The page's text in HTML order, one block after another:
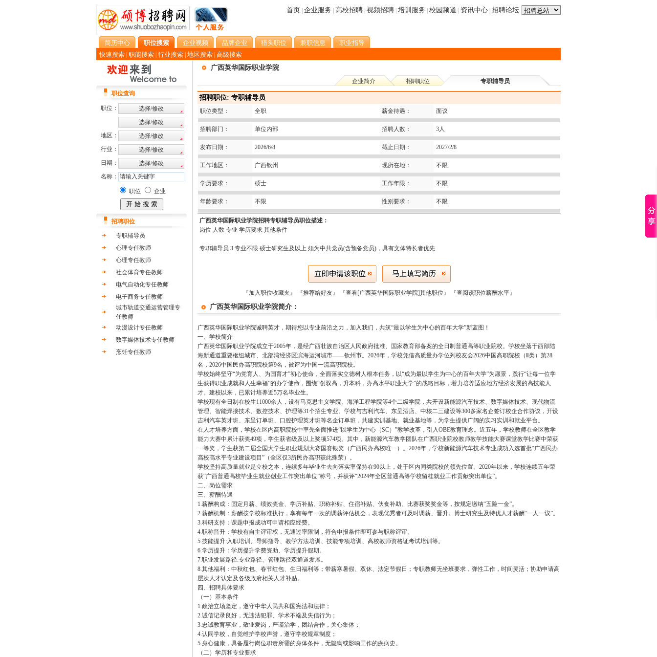
首页 企业服务 高校招聘 视频招聘 培训服务 校园频道 资讯中心 招聘论坛
简历中心 职位搜索 企业视频 品牌企业 猎头职位 兼职信息
职业指导
快速搜索 职能搜索 行业搜索 地区搜索 高级搜索
职位查询
职位：
地区：
行业：
日期：
名称：
职位 企业
招聘职位
专职辅导员
心理专任教师
心理专任教师
社会体育专任教师
电气自动化专任教师
电子商务专任教师
城市轨道交通运营管理专
任教师
动漫设计专任教师
数字媒体技术专任教师
烹饪专任教师
广西英华国际职业学院
企业简介 招聘职位 专职辅导员
招聘职位: 专职辅导员
职位类型： 全职 薪金待遇： 面议
招聘部门： 单位内部 招聘人数： 3人
发布日期： 2026/6/8 截止日期： 2027/2/8
工作地区： 广西钦州 现所在地： 不限
学历要求： 硕士 工作年限： 不限
年龄要求： 不限 性别要求： 不限
广西英华国际职业学院招聘专职辅导员职位描述：
岗位 人数 专业 学历要求 其他条件
专职辅导员 3 专业不限 硕士研究生及以上 须为中共党员(含预备党员)，具有文体特长者优先
『加入职位收藏夹』 『推荐给好友』 『查看[广西英华国际职业学院]其他职位』 『查阅该职位薪酬水平』
广西英华国际职业学院简介：
广西英华国际职业学院诚聘英才，期待您以专业前沿之力，加入我们，共筑“最以学生为中心的百年大学”新蓝图！
一、学校简介
广西英华国际职业学院成立于2005年，是经广西壮族自治区人民政府批准、国家教育部备案的全日制普通高等职业院校。学校坐落于西部陆
海新通道重要枢纽城市、北部湾经济区滨海运河城市——钦州市。2026年，学校凭借高质量办学位列校友会2026中国高职院校（Ⅱ类）第28
名，2026中国民办高职院校第9名，被评为中国一流高职院校。
学校始终坚守“为党育人、为国育才”初心使命，全面落实立德树人根本任务，以“成为最以学生为中心的百年大学”为愿景，践行“让每一位学
生获得职业成就和人生幸福”的办学使命，围绕“创双高，升本科，办高水平职业大学”的战略目标，着力培养适应地方经济发展的高技能人
才。建校以来，已累计培养近5万名毕业生。
学校现有全日制在校生11000余人，设有马克思主义学院、海洋工程学院等4个二级学院，共开设新能源汽车技术、数字媒体技术、现代物流
管理、智能焊接技术、数控技术、护理等31个招生专业。学校与吉利汽车、东呈酒店、中核二三建设等300多家名企签订校企合作协议，开设
吉利汽车英才班、东呈订单班、口腔护理英才班等名企订单班，共建实训基地、就业基地等，为学生提供广阔的实习实训和就业平台。
在人才培养方面，学校在区内高职院校中率先全面推进“以学生为中心（SC）”教学改革，引入OBE教育理念。近五年，学校教师在全区教学
能力大赛中累计获奖49项，学生获省级及以上奖项574项。其中，新能源汽车教学团队在广西职业院校教师教学技能大赛课堂教学比赛中荣获
一等奖，学生获第二届全国大学生职业规划大赛国赛银奖（广西民办高校唯一）。2026年，学校新能源汽车技术专业成功入选首批“广西民办
高校高水平专业建设项目”（全区仅3所民办高职获此殊荣）。
学校坚持高质量就业是立校之本，连续多年毕业生去向落实率保持在90以上，处于区内同类院校的领先位置。2020年以来，学校连续五年荣
获“广西普通高校毕业生就业创业工作突出单位”称号，并获评“2024年全区普通高等学校留桂就业工作贡献突出单位”。
二、岗位需求
三、薪酬待遇
1.薪酬构成：固定月薪、绩效奖金、学历补贴、职称补贴、住宿补贴、伙食补助、比赛获奖奖金等，按规定缴纳“五险一金”。
2.薪酬机制：薪酬按学校标准执行，享有每年一次的调薪评估机会，表现优秀者可及时调薪、晋升。博士研究生及特优人才薪酬“一人一议”。
3.科研支持：课题申报成功可申请相应经费。
4.职称晋升：学校有自主评审权，无通过率限制，符合申报条件即可参与职称评审。
5.技能提升:入职培训、导师指导、教学方法培训、技能专项培训、高校教师资格证考试培训等。
6.学历提升：学历提升学费资助、学历提升假期。
7.职业发展路径:专业路径、管理路径双通道发展。
8.其他福利：中秋红包、春节红包、生日福利等；带薪寒暑假、双休、法定节假日；专职教师无坐班要求，弹性工作，时间灵活；协助申请高
层次人才认定及各级政府相关人才补贴。
四、招聘具体要求
（一）基本条件
1.政治立场坚定，遵守中华人民共和国宪法和法律；
2.诚信记录良好，无违法犯罪、学术不端及失信行为；
3.忠诚教育事业，敬业爱岗，严谨治学，团结合作，关心集体；
4.认同学校，自觉维护学校声誉，遵守学校规章制度；
5.身心健康，具备履行岗位职责所需的身体条件，无隐瞒或影响工作的疾病史。
（二）学历和专业要求